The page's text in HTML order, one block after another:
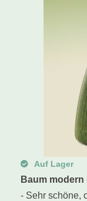
Auf Lager
Baum
- Sehr schöne,